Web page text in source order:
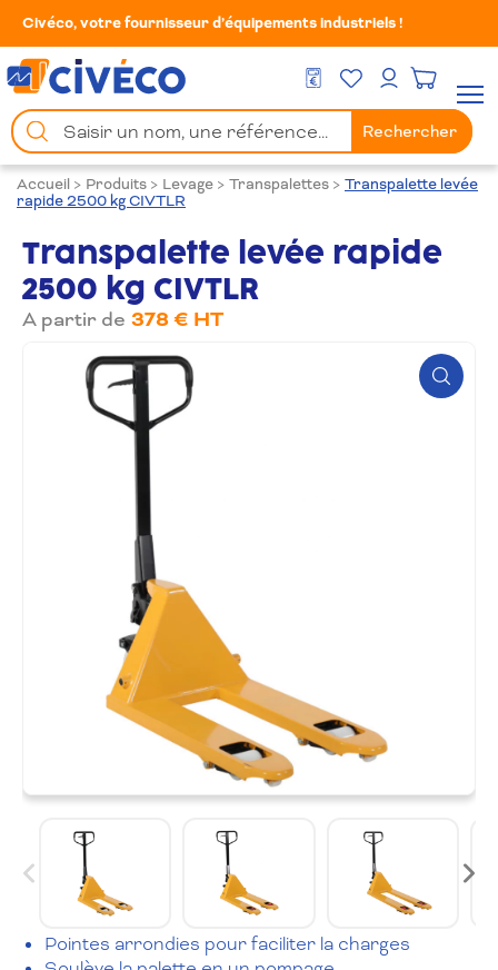
Civéco, votre fournisseur d’équipements industriels !
DEVIS GRATUIT
Mes FavorisMon compte
Chercher
un
produit
Rechercher
Accueil > Produits > Levage > Transpalettes > Transpalette levée
rapide 2500 kg CIVTLR
Transpalette levée rapide
2500 kg CIVTLR
A partir de 378 € HT
Zoom
Pointes arrondies pour faciliter la charges